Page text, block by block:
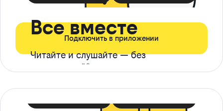
Все вместе
Читайте и слушайте — без
ограничений*
Подключить в приложении